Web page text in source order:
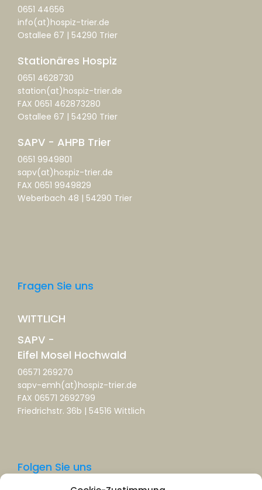
0651 44656
info(at)hospiz-trier.de
Ostallee 67 | 54290 Trier
Stationäres Hospiz
0651 4628730
station(at)hospiz-trier.de
FAX 0651 462873280
Ostallee 67 | 54290 Trier
SAPV - AHPB Trier
0651 9949801
sapv(at)hospiz-trier.de
FAX 0651 9949829
Weberbach 48 | 54290 Trier
Fragen Sie uns
WITTLICH
SAPV -
Eifel Mosel Hochwald
06571 269270
sapv-emh(at)hospiz-trier.de
FAX 06571 2692799
Friedrichstr. 36b | 54516 Wittlich
Folgen Sie uns